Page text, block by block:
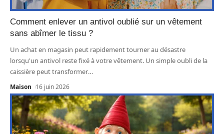
Comment enlever un antivol oublié sur un vêtement
sans abîmer le tissu ?
Un achat en magasin peut rapidement tourner au désastre
lorsqu'un antivol reste fixé à votre vêtement. Un simple oubli de la
caissière peut transformer…
Maison 16 juin 2026